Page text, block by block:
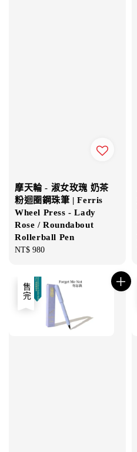
摩天輪 - 淑女玫瑰 奶茶
粉迴圈鋼珠筆 | Ferris
Wheel Press - Lady
Rose / Roundabout
Rollerball Pen
Regular
NT$ 980
售完